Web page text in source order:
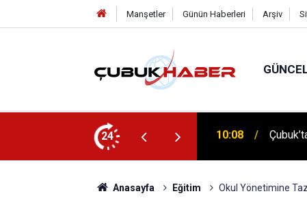
Manşetler Günün Haberleri Arşiv
24
Eranıl Vizyonu 12:06
Anasayfa Eğitim Okul Yönetimine